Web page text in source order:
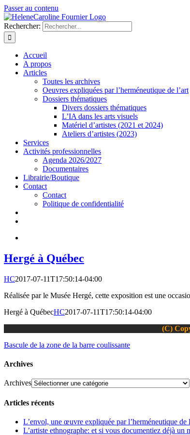
Passer au contenu
Rechercher:
Accueil
A propos
Articles
Toutes les archives
Oeuvres expliquées par l’herméneutique de l’art
Dossiers thématiques
Divers dossiers thématiques
L’IA dans les arts visuels
Matériel d’artistes (2021 et 2024)
Ateliers d’artistes (2023)
Services
Activités professionnelles
Agenda 2026/2027
Documentaires
Librairie/Boutique
Contact
Contact
Politique de confidentialité
Hergé à Québec
HC2017-07-11T17:50:14-04:00
Réalisée par le Musée Hergé, cette exposition est une
Hergé à QuébecHC2017-07-11T17:50:14-04:00
(C)
Bascule de la zone de la barre coulissante
Archives
Archives
Articles récents
L’envol, une œuvre expliquée par l’herméneutique de
L’artiste ethnographe: et si vous documentiez déjà un